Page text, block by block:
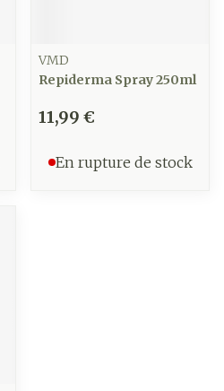
VMD
Repiderma Spray 250ml
11,99 €
En rupture de stock